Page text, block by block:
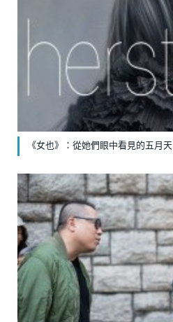
《女也》：從她們眼中看見的五月天